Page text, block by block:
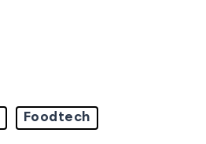
Foodtech